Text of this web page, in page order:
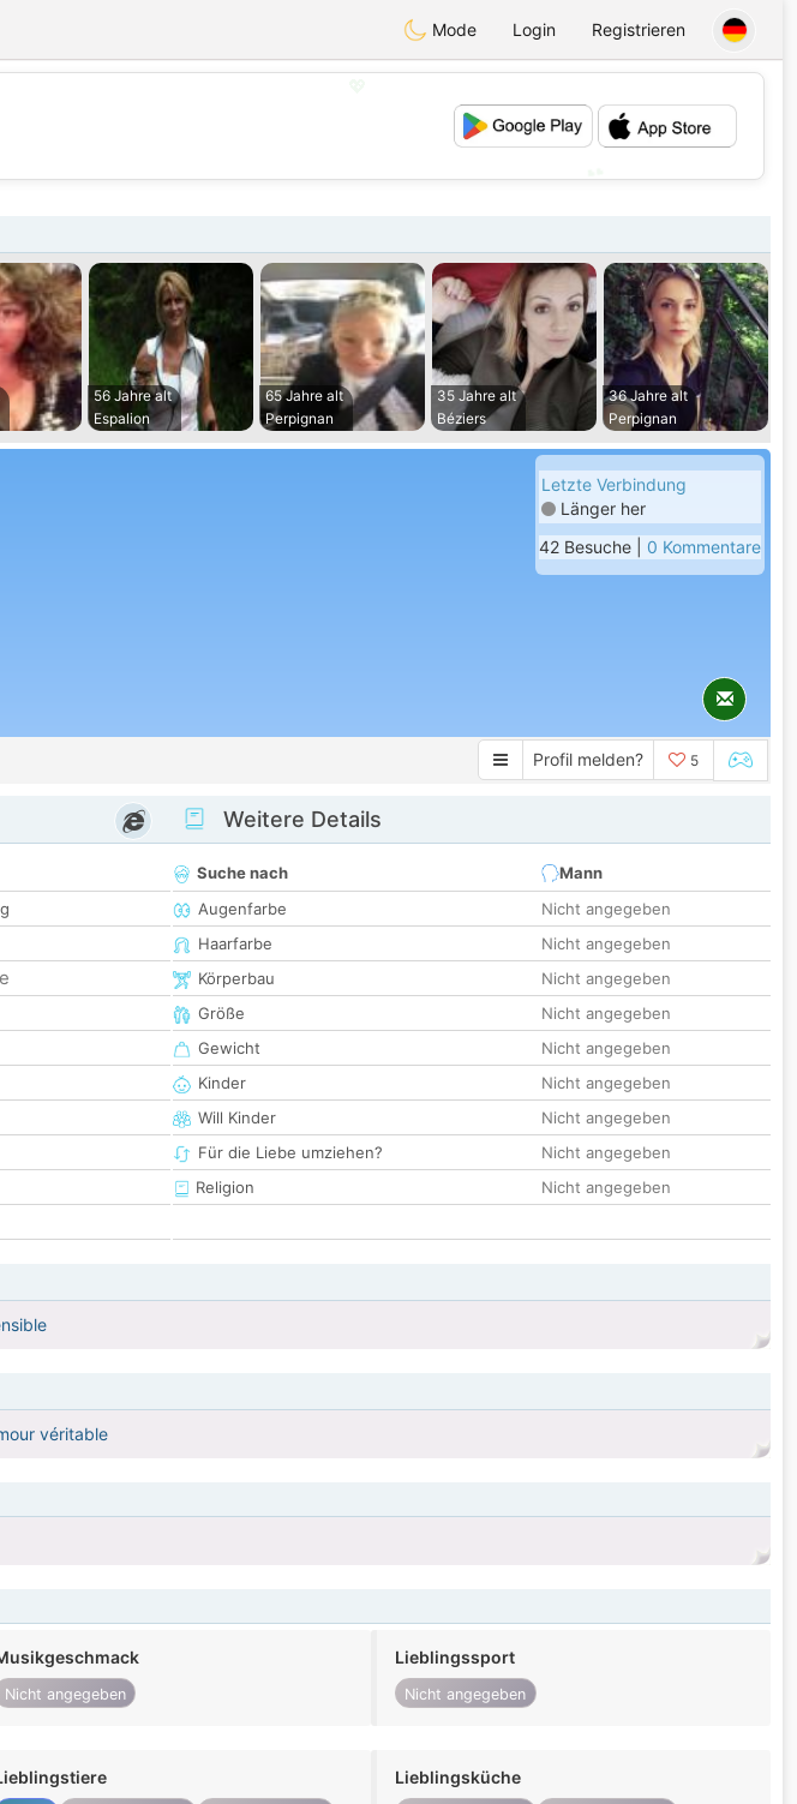
Mode Login Registrieren
💕
56 Jahre alt
Espalion
65 Jahre alt
Perpignan
35 Jahre alt
Béziers
36 Jahre alt
Perpignan
Letzte Verbindung
Länger her
42 Besuche | 0 Kommentare
Profil melden? 5
Weitere Details
Suche nach
Mann
Augenfarbe
Nicht angegeben
Haarfarbe
Nicht angegeben
Körperbau
Nicht angegeben
Größe
Nicht angegeben
Gewicht
Nicht angegeben
Kinder
Nicht angegeben
Will Kinder
Nicht angegeben
Für die Liebe umziehen?
Nicht angegeben
Religion
Nicht angegeben
véritable
Nicht angegeben
Lieblingssport
Nicht angegeben
Lieblingsküche